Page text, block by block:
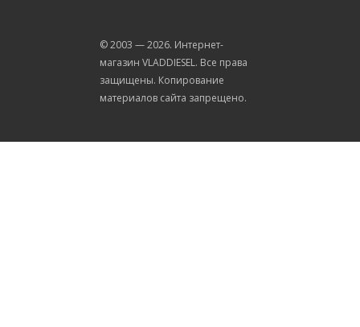
© 2003 —2026. Интернет-
магазин VLADDIESEL. Все права
защищены. Копирование
материалов сайта запрещено.